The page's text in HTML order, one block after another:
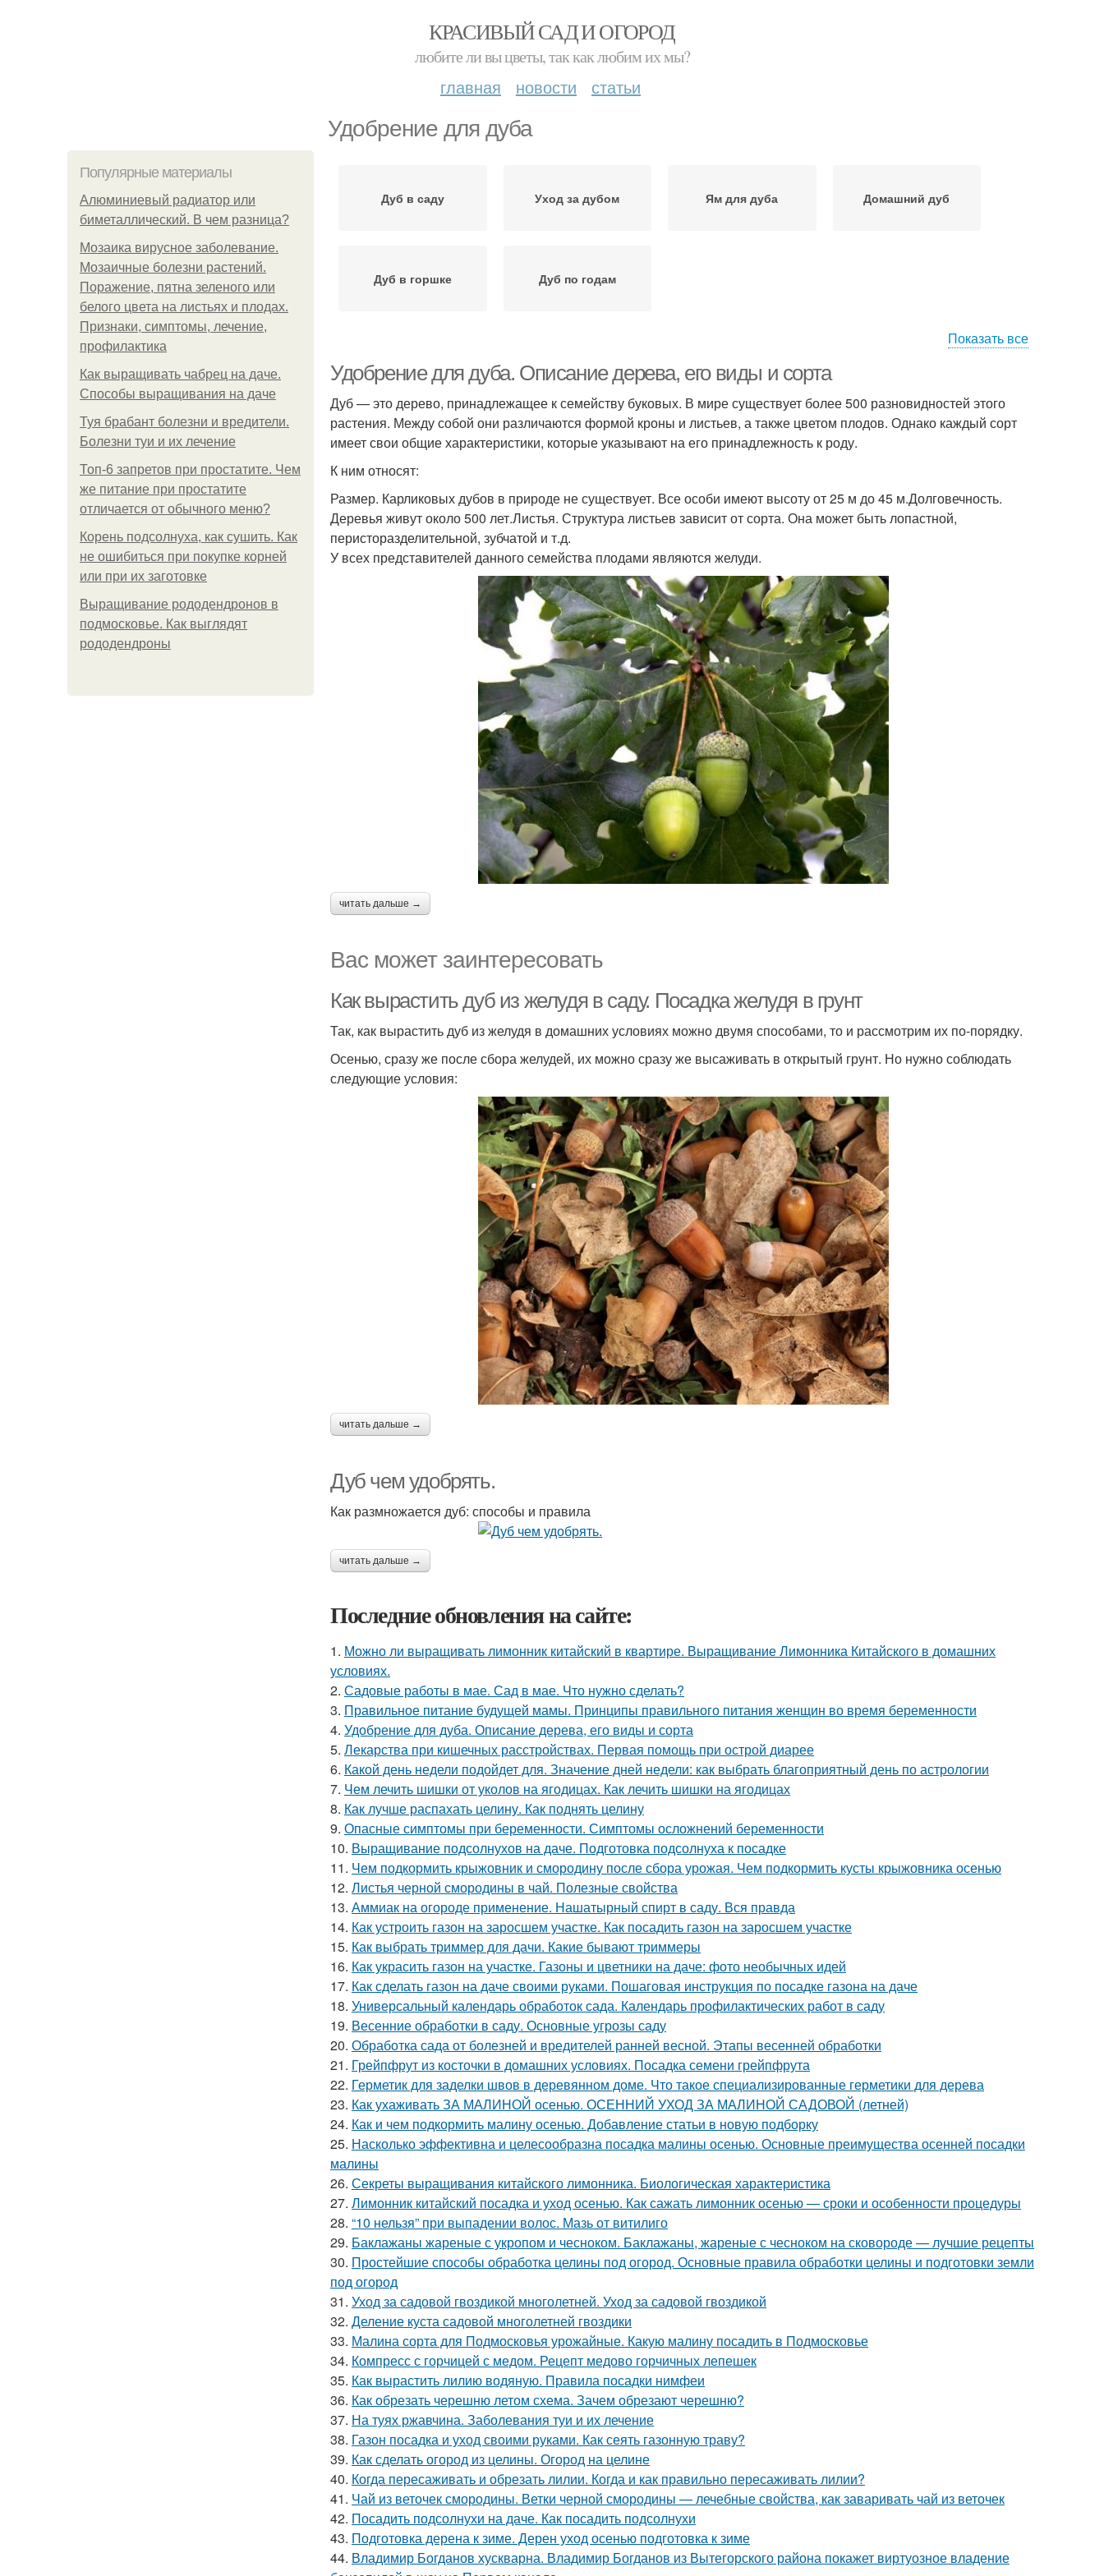
КРАСИВЫЙ САД И ОГОРОД
любите ли вы цветы, так как любим их мы?
главная новости статьи
Удобрение для дуба
Популярные материалы
Алюминиевый радиатор или
биметаллический. В чем разница?
Мозаика вирусное заболевание.
Мозаичные болезни растений.
Поражение, пятна зеленого или
белого цвета на листьях и плодах.
Признаки, симптомы, лечение,
профилактика
Как выращивать чабрец на даче.
Способы выращивания на даче
Туя брабант болезни и вредители.
Болезни туи и их лечение
Топ-6 запретов при простатите. Чем
же питание при простатите
отличается от обычного меню?
Корень подсолнуха, как сушить. Как
не ошибиться при покупке корней
или при их заготовке
Выращивание рододендронов в
подмосковье. Как выглядят
рододендроны
Дуб в саду Уход за дубом Ям для дуба Домашний дуб
Дуб в горшке Дуб по годам
Показать все
Удобрение для дуба. Описание дерева, его виды и сорта
Дуб — это дерево, принадлежащее к семейству буковых. В мире существует более 500 разновидностей этого
растения. Между собой они различаются формой кроны и листьев, а также цветом плодов. Однако каждый сорт
имеет свои общие характеристики, которые указывают на его принадлежность к роду.
К ним относят:
Размер. Карликовых дубов в природе не существует. Все особи имеют высоту от 25 м до 45 м.Долговечность.
Деревья живут около 500 лет.Листья. Структура листьев зависит от сорта. Она может быть лопастной,
перисторазделительной, зубчатой и т.д.
У всех представителей данного семейства плодами являются желуди.
читать дальше →
Вас может заинтересовать
Как вырастить дуб из желудя в саду. Посадка желудя в грунт
Так, как вырастить дуб из желудя в домашних условиях можно двумя способами, то и рассмотрим их по-порядку.
Осенью, сразу же после сбора желудей, их можно сразу же высаживать в открытый грунт. Но нужно соблюдать
следующие условия:
читать дальше →
Дуб чем удобрять.
Как размножается дуб: способы и правила
читать дальше →
Последние обновления на сайте:
1. Можно ли выращивать лимонник китайский в квартире. Выращивание Лимонника Китайского в домашних
условиях.
2. Садовые работы в мае. Сад в мае. Что нужно сделать?
3. Правильное питание будущей мамы. Принципы правильного питания женщин во время беременности
4. Удобрение для дуба. Описание дерева, его виды и сорта
5. Лекарства при кишечных расстройствах. Первая помощь при острой диарее
6. Какой день недели подойдет для. Значение дней недели: как выбрать благоприятный день по астрологии
7. Чем лечить шишки от уколов на ягодицах. Как лечить шишки на ягодицах
8. Как лучше распахать целину. Как поднять целину
9. Опасные симптомы при беременности. Симптомы осложнений беременности
10. Выращивание подсолнухов на даче. Подготовка подсолнуха к посадке
11. Чем подкормить крыжовник и смородину после сбора урожая. Чем подкормить кусты крыжовника осенью
12. Листья черной смородины в чай. Полезные свойства
13. Аммиак на огороде применение. Нашатырный спирт в саду. Вся правда
14. Как устроить газон на заросшем участке. Как посадить газон на заросшем участке
15. Как выбрать триммер для дачи. Какие бывают триммеры
16. Как украсить газон на участке. Газоны и цветники на даче: фото необычных идей
17. Как сделать газон на даче своими руками. Пошаговая инструкция по посадке газона на даче
18. Универсальный календарь обработок сада. Календарь профилактических работ в саду
19. Весенние обработки в саду. Основные угрозы саду
20. Обработка сада от болезней и вредителей ранней весной. Этапы весенней обработки
21. Грейпфрут из косточки в домашних условиях. Посадка семени грейпфрута
22. Герметик для заделки швов в деревянном доме. Что такое специализированные герметики для дерева
23. Как ухаживать ЗА МАЛИНОЙ осенью. ОСЕННИЙ УХОД ЗА МАЛИНОЙ САДОВОЙ (летней)
24. Как и чем подкормить малину осенью. Добавление статьи в новую подборку
25. Насколько эффективна и целесообразна посадка малины осенью. Основные преимущества осенней посадки
малины
26. Секреты выращивания китайского лимонника. Биологическая характеристика
27. Лимонник китайский посадка и уход осенью. Как сажать лимонник осенью — сроки и особенности процедуры
28. “10 нельзя” при выпадении волос. Мазь от витилиго
29. Баклажаны жареные с укропом и чесноком. Баклажаны, жареные с чесноком на сковороде — лучшие рецепты
30. Простейшие способы обработка целины под огород. Основные правила обработки целины и подготовки земли
под огород
31. Уход за садовой гвоздикой многолетней. Уход за садовой гвоздикой
32. Деление куста садовой многолетней гвоздики
33. Малина сорта для Подмосковья урожайные. Какую малину посадить в Подмосковье
34. Компресс с горчицей с медом. Рецепт медово горчичных лепешек
35. Как вырастить лилию водяную. Правила посадки нимфеи
36. Как обрезать черешню летом схема. Зачем обрезают черешню?
37. На туях ржавчина. Заболевания туи и их лечение
38. Газон посадка и уход своими руками. Как сеять газонную траву?
39. Как сделать огород из целины. Огород на целине
40. Когда пересаживать и обрезать лилии. Когда и как правильно пересаживать лилии?
41. Чай из веточек смородины. Ветки черной смородины — лечебные свойства, как заваривать чай из веточек
42. Посадить подсолнухи на даче. Как посадить подсолнухи
43. Подготовка дерена к зиме. Дерен уход осенью подготовка к зиме
44. Владимир Богданов хускварна. Владимир Богданов из Вытегорского района покажет виртуозное владение